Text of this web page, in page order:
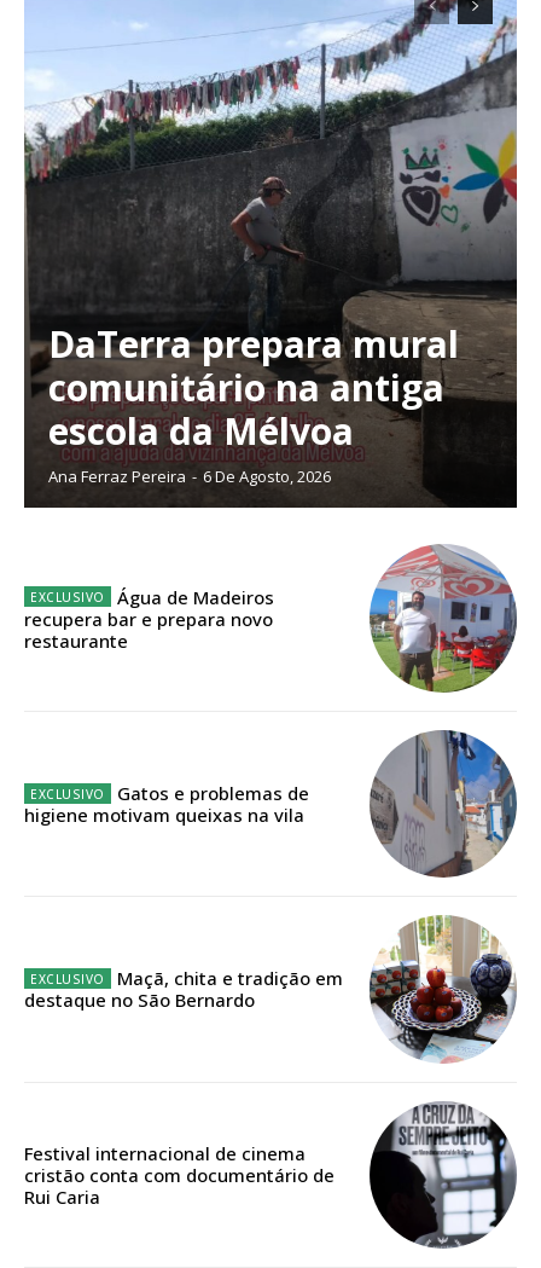
Planos de Assinatura
Faça-se assinante do Região de Cister e ajude-nos a manter este serviço
DaTerra prepara mural
comunitário na antiga
escola da Mélvoa
Ana Ferraz Pereira - 6 De Agosto, 2026
Água de Madeiros
recupera bar e prepara novo
restaurante
Gatos e problemas de
higiene motivam queixas na vila
Maçã, chita e tradição em
destaque no São Bernardo
Festival internacional de cinema
cristão conta com documentário de
Rui Caria